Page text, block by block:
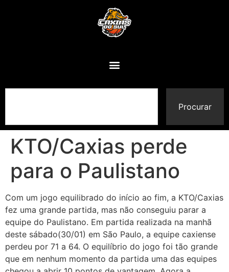
Procurar
KTO/Caxias perde
para o Paulistano
Com um jogo equilibrado do início ao fim, a KTO/Caxias
fez uma grande partida, mas não conseguiu parar a
equipe do Paulistano. Em partida realizada na manhã
deste sábado(30/01) em São Paulo, a equipe caxiense
perdeu por 71 a 64. O equilíbrio do jogo foi tão grande
que em nenhum momento da partida uma das equipes